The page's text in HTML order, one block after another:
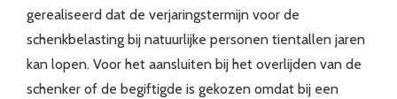
gerealiseerd dat de verjaringstermijn voor de
schenkbelasting bij natuurlijke personen tientallen jaren
kan lopen. Voor het aansluiten bij het overlijden van de
schenker of de begiftigde is gekozen omdat bij een